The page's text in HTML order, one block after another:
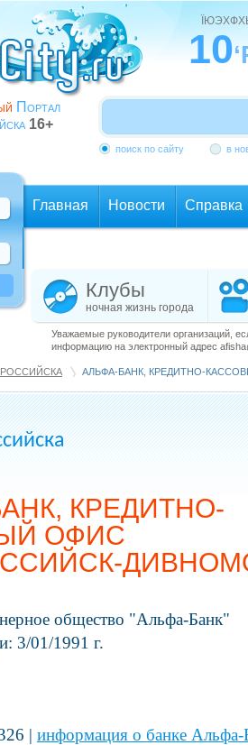
Портал
16+
10
поиск по сайту в
Главная Новости Справка
Клубы
ночная жизнь города
Уважаемые руководители организаций,
информацию на электронный адрес
АЛЬФА-БАНК, КРЕДИТНО-
КРЕДИТНО-
ОФИС
общество "Альфа-Банк"
3/01/1991 г.
| информация о банке